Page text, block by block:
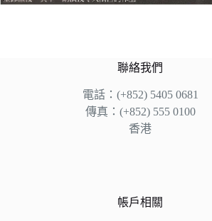
聯絡我們
電話：(+852) 5405 0681
傳真：(+852) 555 0100
香港
帳戶相關